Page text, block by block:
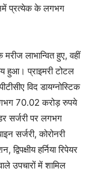
प्रत्येक के लगभग
लाभान्वित हुए, वहीं
हुआ। प्राइमरी टोटल
विद डायग्नोस्टिक
70.02 करोड़ रुपये
सर्जरी पर लगभग
सर्जरी, कोरोनरी
हर्निया रिपेयर
उपचारों में शामिल